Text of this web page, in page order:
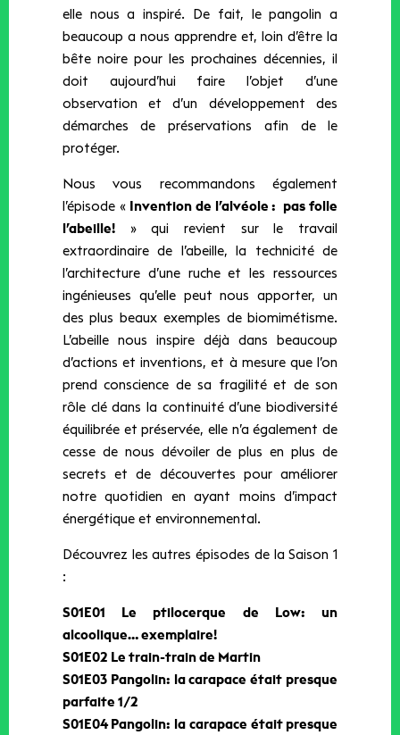
elle nous a inspiré. De fait, le pangolin a
beaucoup a nous apprendre et, loin d’être la
bête noire pour les prochaines décennies, il
doit aujourd’hui faire l’objet d’une
observation et d’un développement des
démarches de préservations afin de le
protéger.
Nous vous recommandons également
l’épisode «Invention de l’alvéole : pas folle
l’abeille!
» qui revient sur le travail
extraordinaire de l’abeille, la technicité de
l’architecture d’une ruche et les ressources
ingénieuses qu’elle peut nous apporter, un
des plus beaux exemples de biomimétisme.
L’abeille nous inspire déjà dans beaucoup
d’actions et inventions, et à mesure que l’on
prend conscience de sa fragilité et de son
rôle clé dans la continuité d’une biodiversité
équilibrée et préservée, elle n’a également de
cesse de nous dévoiler de plus en plus de
secrets et de découvertes pour améliorer
notre quotidien en ayant moins d’impact
énergétique et environnemental.
Découvrez les autres épisodes de la Saison 1
:
S01E01 Le ptilocerque de Low: un
alcoolique… exemplaire!
S01E02 Le train-train de Martin
S01E03 Pangolin: la carapace était presque
parfaite 1/2
S01E04 Pangolin: la carapace était presque